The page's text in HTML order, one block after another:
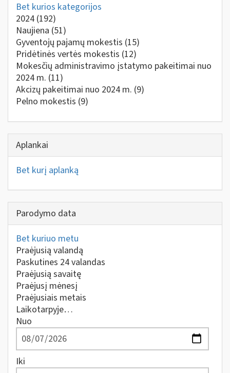
Bet kurios kategorijos
2024 (192)
Naujiena (51)
Gyventojų pajamų mokestis (15)
Pridėtinės vertės mokestis (12)
Mokesčių administravimo įstatymo pakeitimai nuo
2024 m. (11)
Akcizų pakeitimai nuo 2024 m. (9)
Pelno mokestis (9)
Aplankai
Bet kurį aplanką
Parodymo data
Bet kuriuo metu
Praėjusią valandą
Paskutines 24 valandas
Praėjusią savaitę
Praėjusį mėnesį
Praėjusiais metais
Laikotarpyje…
Nuo
Iki